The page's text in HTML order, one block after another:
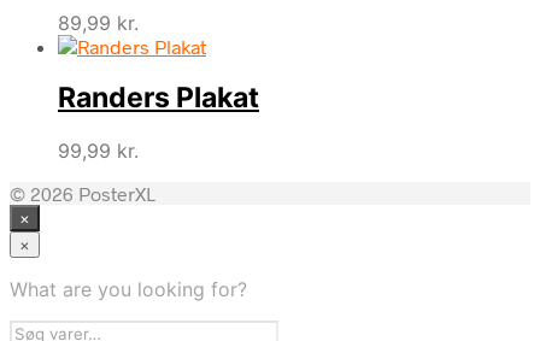
89,99 kr.
Randers Plakat
99,99 kr.
© 2026 PosterXL
×
×
What are you looking for?